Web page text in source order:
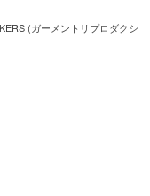
(ガーメントリプロダクシ